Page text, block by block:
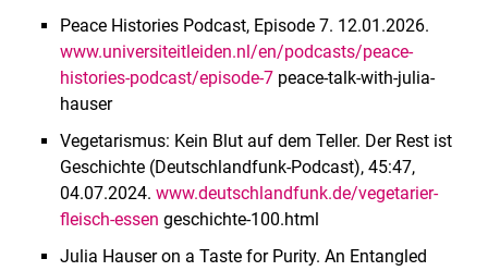
Peace Histories Podcast, Episode 7. 12.01.2026.
www.universiteitleiden.nl/en/podcasts/peace-
histories-podcast/episode-7 peace-talk-with-julia-
hauser
Vegetarismus: Kein Blut auf dem Teller. Der Rest ist
Geschichte (Deutschlandfunk-Podcast), 45:47,
04.07.2024. www.deutschlandfunk.de/vegetarier-
fleisch-essen geschichte-100.html
Julia Hauser on a Taste for Purity. An Entangled